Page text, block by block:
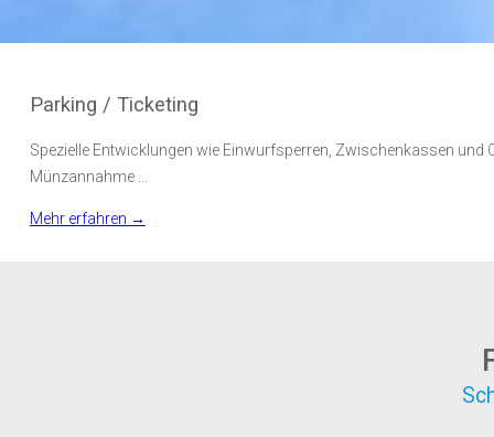
Parking / Ticketing
Spezielle Entwicklungen wie Einwurfsperren, Zwischenkassen
Münzannahme ...
Mehr erfahren →